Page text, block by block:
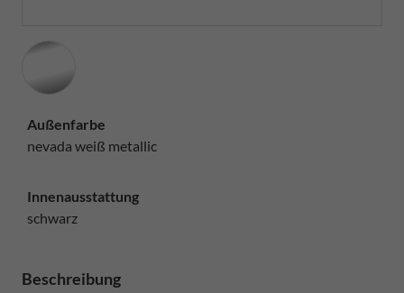
Außenfarbe
nevada weiß metallic
Innenausstattung
schwarz
Beschreibung